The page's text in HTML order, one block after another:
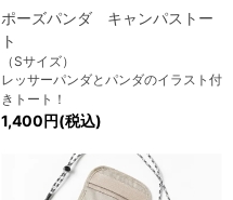
ポーズパンダ キャンパストー
ト
（Sサイズ）
レッサーパンダとパンダのイラスト付
きトート！
1,400円(税込)